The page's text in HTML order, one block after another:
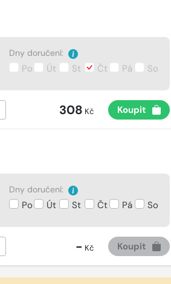
Dny doručení:
Po Út St Čt Pá So
308 Kč Koupit
Dny doručení:
Po Út St Čt Pá So
- Kč Koupit